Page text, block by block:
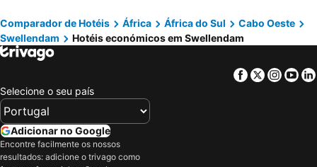
Comparador de Hotéis África África do Sul
Cabo Oeste
Swellendam
Hotéis económicos em Swellendam
Facebook
Twitter
Selecione o seu país
Adicionar no Google
Encontre facilmente os nossos
resultados: adicione o trivago como